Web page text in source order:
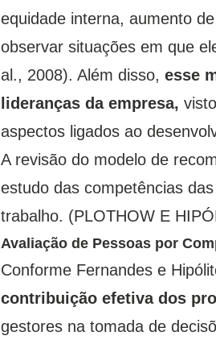
equidade interna, aumento
observar situações em que
al., 2008). Além disso,esse
lideranças da empresa,
aspectos ligados ao
A revisão do modelo de
estudo das competências
trabalho. (PLOTHOW E
Avaliação de Pessoas por
Conforme Fernandes e
contribuição efetiva dos
gestores na tomada de